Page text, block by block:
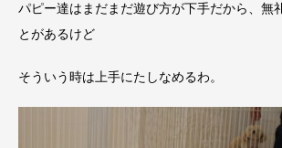
パピー達はまだまだ遊び方が下手だから、無
とがあるけど
そういう時は上手にたしなめるわ。